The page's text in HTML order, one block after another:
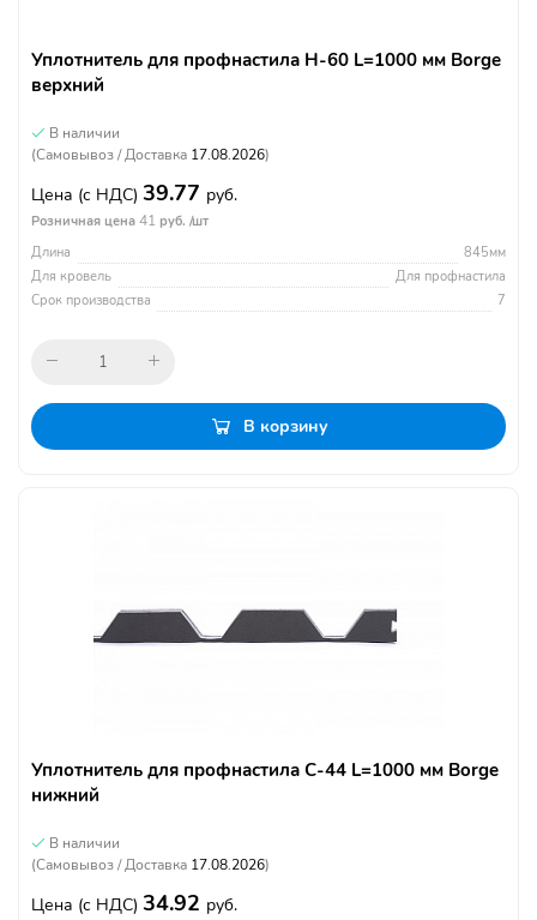
Уплотнитель для профнастила Н-60 L=1000 мм Borge
верхний
В наличии
(Самовывоз / Доставка 17.08.2026)
Цена (с НДС) 39.77 руб.
Розничная цена 41 руб. /шт
Длина
845мм
Для кровель
Для профнастила
Срок производства
7
В корзину
Уплотнитель для профнастила С-44 L=1000 мм Borge
нижний
В наличии
(Самовывоз / Доставка 17.08.2026)
Цена (с НДС) 34.92 руб.